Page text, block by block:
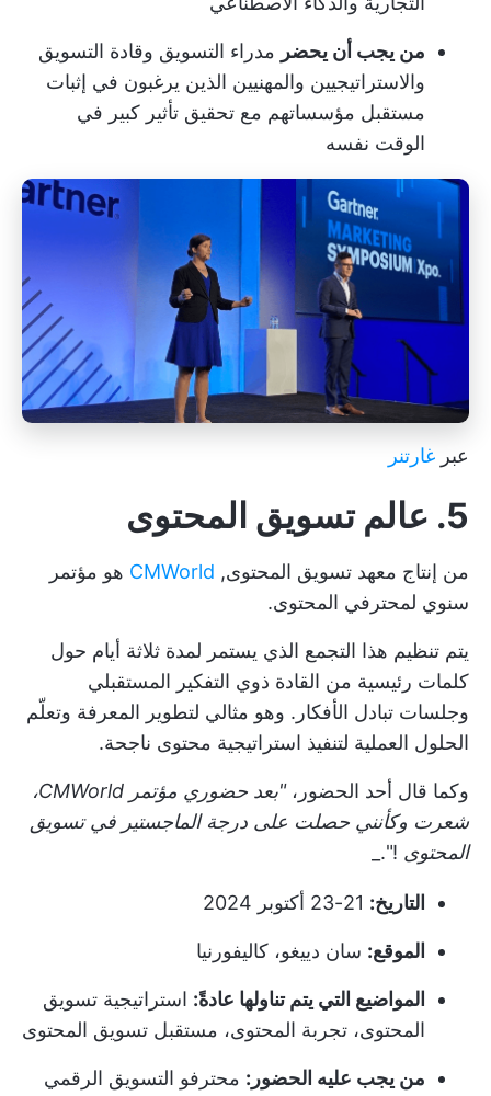
من يجب أن يحضر مدراء التسويق وقادة التسويق
والاستراتيجيين والمهنيين الذين يرغبون في إثبات
مستقبل مؤسساتهم مع تحقيق تأثير كبير في
الوقت نفسه
عبر غارتنر
5. عالم تسويق المحتوى
من إنتاج معهد تسويق المحتوى, CMWorld هو مؤتمر
سنوي لمحترفي المحتوى.
يتم تنظيم هذا التجمع الذي يستمر لمدة ثلاثة أيام حول
كلمات رئيسية من القادة ذوي التفكير المستقبلي
وجلسات تبادل الأفكار. وهو مثالي لتطوير المعرفة وتعلّم
الحلول العملية لتنفيذ استراتيجية محتوى ناجحة.
وكما قال أحد الحضور،
"بعد حضوري مؤتمر CMWorld،
شعرت وكأنني حصلت على درجة الماجستير فيتسويق
المحتوى !"._
التاريخ:
الموقع: سان دييغو، كاليفورنيا
المواضيع التي يتم تناولها عادةً: استراتيجية تسويق
المحتوى، تجربة المحتوى، مستقبل تسويق المحتوى
من يجب عليه الحضور: محترفو التسويق الرقمي